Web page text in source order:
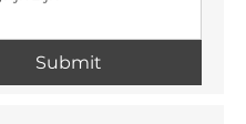
Submit